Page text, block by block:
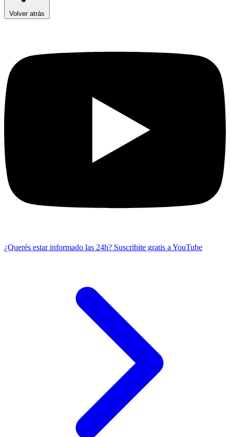
Volver atrás
¿Querés estar informado las 24h? Suscribite gratis a YouTube